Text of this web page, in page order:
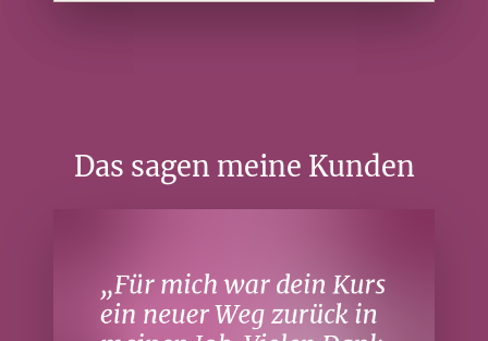
Das sagen meine Kunden